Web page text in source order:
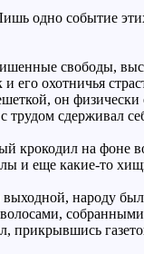
одно событие
свободы,
его охотничья
он
сдерживал
крокодил на фоне
и еще какие-то
народу
прикрывшись